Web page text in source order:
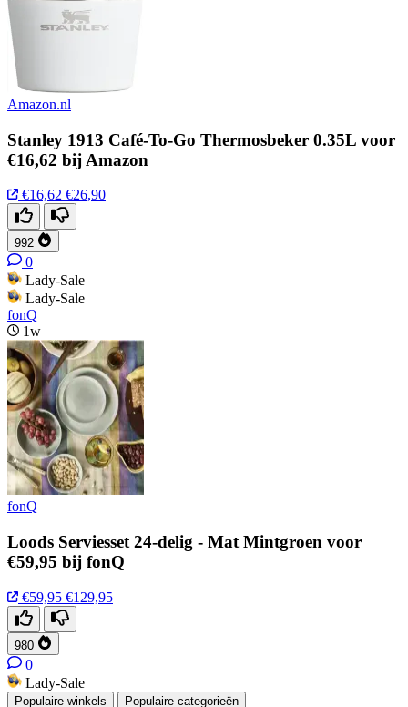
Amazon.nl
Stanley 1913 Café-To-Go Thermosbeker 0.35L voor
€16,62 bij Amazon
€16,62 €26,90
992
0
Lady-Sale
Lady-Sale
fonQ
1w
fonQ
Loods Serviesset 24-delig - Mat Mintgroen voor
€59,95 bij fonQ
€59,95 €129,95
980
0
Lady-Sale
Populaire winkels Populaire categorieën